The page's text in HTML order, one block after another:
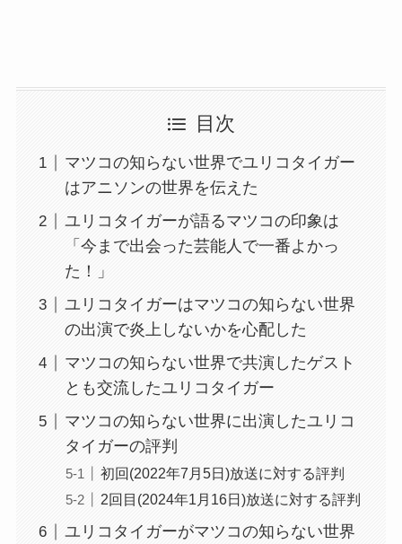
目次
マツコの知らない世界でユリコタイガー
はアニソンの世界を伝えた
ユリコタイガーが語るマツコの印象は
「今まで出会った芸能人で一番よかっ
た！」
ユリコタイガーはマツコの知らない世界
の出演で炎上しないかを心配した
マツコの知らない世界で共演したゲスト
とも交流したユリコタイガー
マツコの知らない世界に出演したユリコ
タイガーの評判
初回(2022年7月5日)放送に対する評判
2回目(2024年1月16日)放送に対する評判
ユリコタイガーがマツコの知らない世界